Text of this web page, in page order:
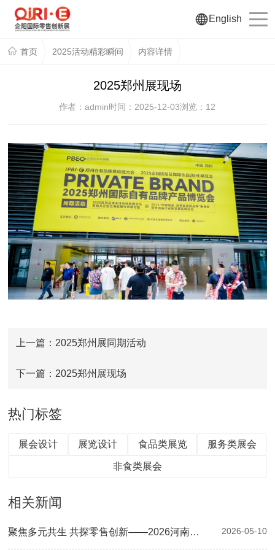
English
首页 2025活动精彩瞬间 内容详情
2025郑州展现场
作者：admin时间：2025-12-03浏览： 12
上一篇：2025郑州展同期活动
下一篇：2025郑州展现场
热门标签
展会设计 展览设计 食品类展览 服务类展会
非食类展会
相关新闻
聚焦多元共生 共探零售创新——2026河南零售创新大会暨第二届郑州自有品牌供应链大会圆满落幕 2026-05-10